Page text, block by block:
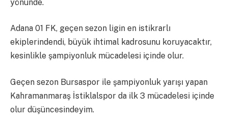
yönünde.
Adana 01 FK, geçen sezon ligin en istikrarlı
ekiplerindendi, büyük ihtimal kadrosunu koruyacaktır,
kesinlikle şampiyonluk mücadelesi içinde olur.
Geçen sezon Bursaspor ile şampiyonluk yarışı yapan
Kahramanmaraş İstiklalspor da ilk 3 mücadelesi içinde
olur düşüncesindeyim.